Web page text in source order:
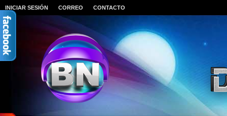
INICIAR SESIÓN CORREO CONTACTO